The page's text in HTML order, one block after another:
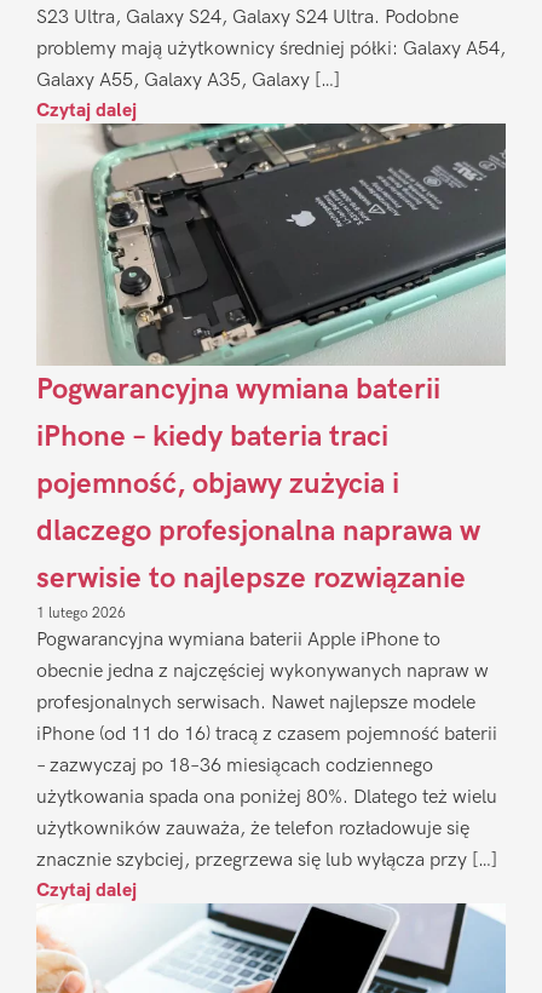
S23 Ultra, Galaxy S24, Galaxy S24 Ultra. Podobne
problemy mają użytkownicy średniej półki: Galaxy A54,
Galaxy A55, Galaxy A35, Galaxy […]
Czytaj dalej
Pogwarancyjna wymiana baterii
iPhone – kiedy bateria traci
pojemność, objawy zużycia i
dlaczego profesjonalna naprawa w
serwisie to najlepsze rozwiązanie
1 lutego 2026
Pogwarancyjna wymiana baterii Apple iPhone to
obecnie jedna z najczęściej wykonywanych napraw w
profesjonalnych serwisach. Nawet najlepsze modele
iPhone (od 11 do 16) tracą z czasem pojemność baterii
– zazwyczaj po 18–36 miesiącach codziennego
użytkowania spada ona poniżej 80%. Dlatego też wielu
użytkowników zauważa, że telefon rozładowuje się
znacznie szybciej, przegrzewa się lub wyłącza przy […]
Czytaj dalej